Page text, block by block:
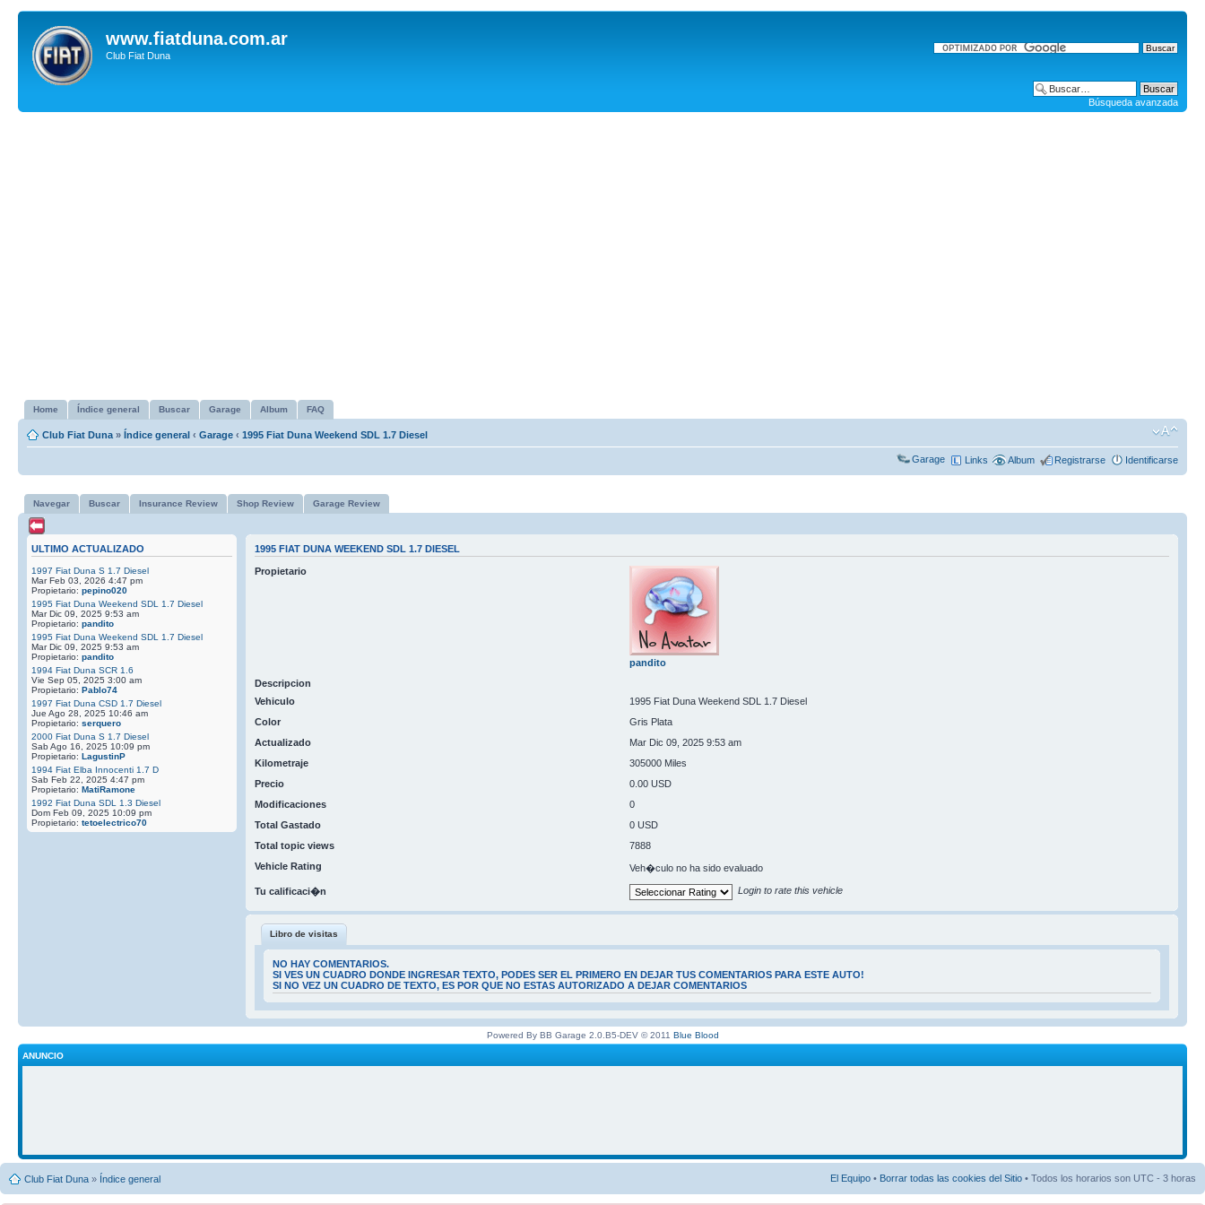
www.fiatduna.com.ar
Club Fiat Duna
Búsqueda avanzada
Home Índice general Buscar Garage Album FAQ
Club Fiat Duna » Índice general ‹ Garage ‹ 1995 Fiat Duna Weekend SDL 1.7 Diesel
Garage Links Album Registrarse Identificarse
Navegar Buscar Insurance Review Shop Review Garage Review
ULTIMO ACTUALIZADO
1997 Fiat Duna S 1.7 Diesel
Mar Feb 03, 2026 4:47 pm
Propietario: pepino020
1995 Fiat Duna Weekend SDL 1.7 Diesel
Mar Dic 09, 2025 9:53 am
Propietario: pandito
1995 Fiat Duna Weekend SDL 1.7 Diesel
Mar Dic 09, 2025 9:53 am
Propietario: pandito
1994 Fiat Duna SCR 1.6
Vie Sep 05, 2025 3:00 am
Propietario: Pablo74
1997 Fiat Duna CSD 1.7 Diesel
Jue Ago 28, 2025 10:46 am
Propietario: serquero
2000 Fiat Duna S 1.7 Diesel
Sab Ago 16, 2025 10:09 pm
Propietario: LagustinP
1994 Fiat Elba Innocenti 1.7 D
Sab Feb 22, 2025 4:47 pm
Propietario: MatiRamone
1992 Fiat Duna SDL 1.3 Diesel
Dom Feb 09, 2025 10:09 pm
Propietario: tetoelectrico70
1995 FIAT DUNA WEEKEND SDL 1.7 DIESEL
Propietario
pandito
Descripcion
Vehiculo
1995 Fiat Duna Weekend SDL 1.7 Diesel
Color
Gris Plata
Actualizado
Mar Dic 09, 2025 9:53 am
Kilometraje
305000 Miles
Precio
0.00 USD
Modificaciones
0
Total Gastado
0 USD
Total topic views
7888
Vehicle Rating
Veh�culo no ha sido evaluado
Tu calificaci�n Login to rate this vehicle
Libro de visitas
NO HAY COMENTARIOS.
SI VES UN CUADRO DONDE INGRESAR TEXTO, PODES SER EL PRIMERO EN DEJAR TUS COMENTARIOS PARA ESTE AUTO!
SI NO VEZ UN CUADRO DE TEXTO, ES POR QUE NO ESTAS AUTORIZADO A DEJAR COMENTARIOS
Powered By BB Garage 2.0.B5-DEV © 2011 Blue Blood
ANUNCIO
Club Fiat Duna » Índice general El Equipo • Borrar todas las cookies del Sitio • Todos los horarios son UTC - 3 horas